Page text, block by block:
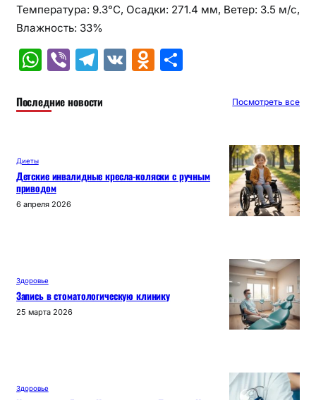
Температура: 9.3°C, Осадки: 271.4 мм, Ветер: 3.5 м/с,
Влажность: 33%
W
at
p
p
Vi
er
T
e
m
V O
a
О
в
Последние новости Посмотреть все
Диеты
Детские инвалидные кресла-коляски с ручным
приводом
6 апреля 2026
Здоровье
Запись в стоматологическую клинику
25 марта 2026
Здоровье